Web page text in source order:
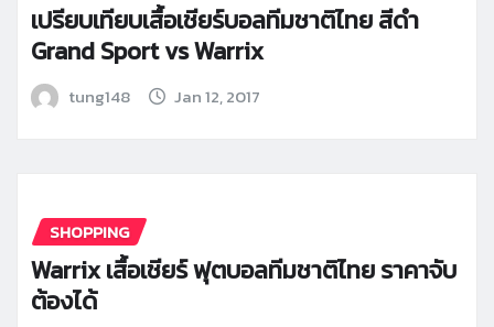
เปรียบเทียบเสื้อเชียร์บอลทีมชาติไทย สีดำ
Grand Sport vs Warrix
tung148 Jan 12, 2017
SHOPPING
Warrix เสื้อเชียร์ ฟุตบอลทีมชาติไทย ราคาจับ
ต้องได้